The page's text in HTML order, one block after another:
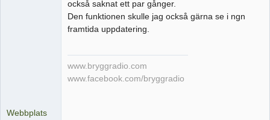
också saknat ett par gånger.
Den funktionen skulle jag också gärna se i ngn
framtida uppdatering.
www.bryggradio.com
www.facebook.com/bryggradio
Webbplats